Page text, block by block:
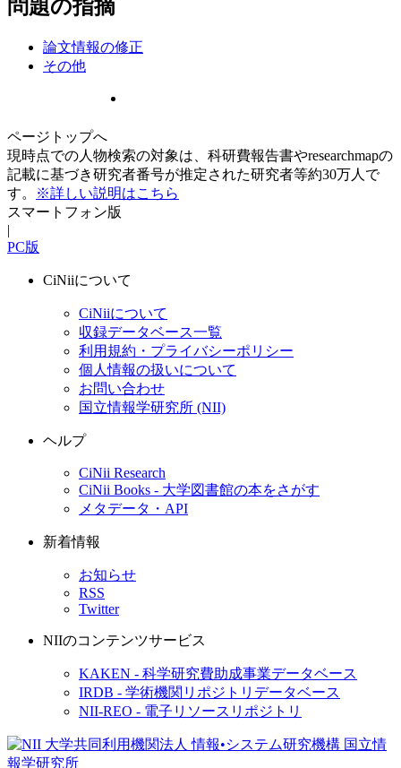
問題の指摘
論文情報の修正
その他
ページトップへ
現時点での人物検索の対象は、科研費報告書やresearchmapの
記載に基づき研究者番号が推定された研究者等約30万人で
す。
※詳しい説明はこちら
スマートフォン版
|
PC版
CiNiiについて
CiNiiについて
収録データベース一覧
利用規約・プライバシーポリシー
個人情報の扱いについて
お問い合わせ
国立情報学研究所 (NII)
ヘルプ
CiNii Research
CiNii Books - 大学図書館の本をさがす
メタデータ・API
新着情報
お知らせ
RSS
Twitter
NIIのコンテンツサービス
KAKEN - 科学研究費助成事業データベース
IRDB - 学術機関リポジトリデータベース
NII-REO - 電子リソースリポジトリ